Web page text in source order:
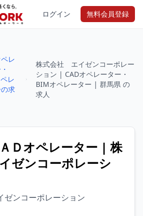
ログイン 無料会員登録
レ
レ
求
株式会社 エイゼンコーポレー
ション | CADオペレーター・
BIMオペレーター | 群馬県 の
求人
Ｄオペレーター | 株
ゼンコーポレーシ
ンコーポレーション